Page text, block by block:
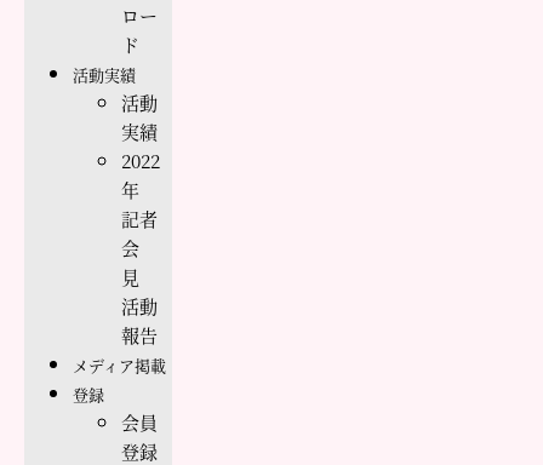
ロー
ド
活動実績
活動
実績
2022
年
記者
会
見
活動
報告
メディア掲載
登録
会員
登録